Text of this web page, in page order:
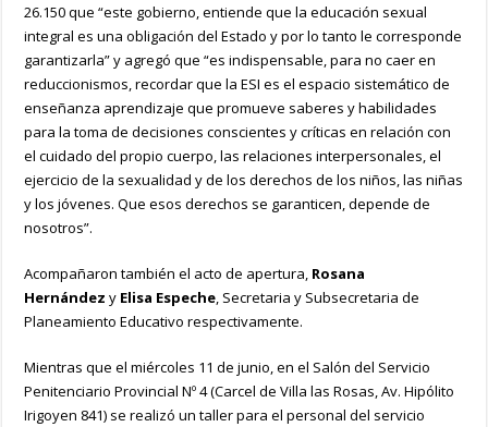
26.150 que “este gobierno, entiende que la educación sexual
integral es una obligación del Estado y por lo tanto le corresponde
garantizarla” y agregó que “es indispensable, para no caer en
reduccionismos, recordar que la ESI es el espacio sistemático de
enseñanza aprendizaje que promueve saberes y habilidades
para la toma de decisiones conscientes y críticas en relación con
el cuidado del propio cuerpo, las relaciones interpersonales, el
ejercicio de la sexualidad y de los derechos de los niños, las niñas
y los jóvenes. Que esos derechos se garanticen, depende de
nosotros”.
Acompañaron también el acto de apertura, Rosana
Hernández y Elisa Espeche, Secretaria y Subsecretaria de
Planeamiento Educativo respectivamente.
Mientras que el miércoles 11 de junio, en el Salón del Servicio
Penitenciario Provincial Nº 4 (Carcel de Villa las Rosas, Av. Hipólito
Irigoyen 841) se realizó un taller para el personal del servicio